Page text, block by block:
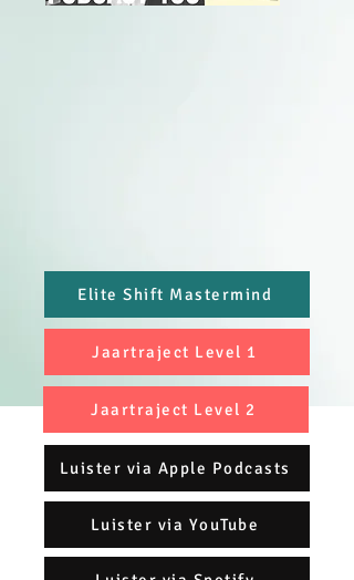
Elite Shift Mastermind
Jaartraject Level 1
Jaartraject Level 2
Luister via Apple Podcasts
Luister via YouTube